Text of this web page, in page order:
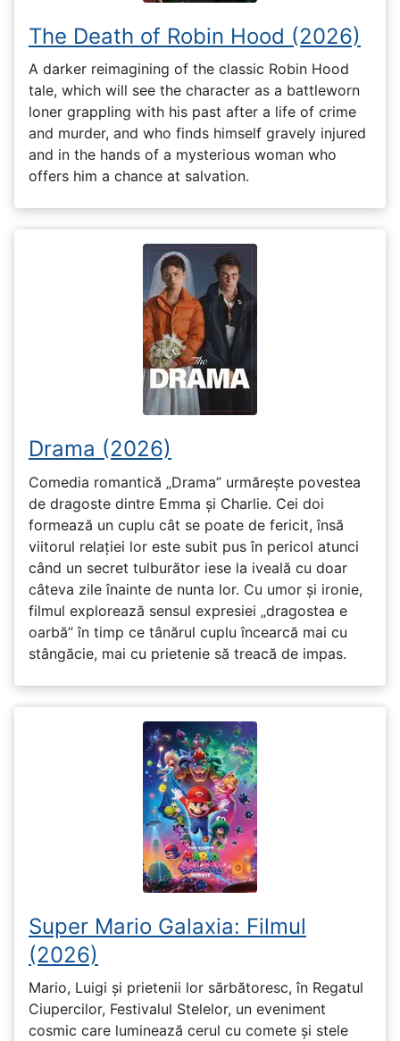
The Death of Robin Hood (2026)
A darker reimagining of the classic Robin Hood
tale, which will see the character as a battleworn
loner grappling with his past after a life of crime
and murder, and who finds himself gravely injured
and in the hands of a mysterious woman who
offers him a chance at salvation.
Drama (2026)
Comedia romantică „Drama” urmărește povestea
de dragoste dintre Emma și Charlie. Cei doi
formează un cuplu cât se poate de fericit, însă
viitorul relației lor este subit pus în pericol atunci
când un secret tulburător iese la iveală cu doar
câteva zile înainte de nunta lor. Cu umor și ironie,
filmul explorează sensul expresiei „dragostea e
oarbă” în timp ce tânărul cuplu încearcă mai cu
stângăcie, mai cu prietenie să treacă de impas.
Super Mario Galaxia: Filmul
(2026)
Mario, Luigi și prietenii lor sărbătoresc, în Regatul
Ciupercilor, Festivalul Stelelor, un eveniment
cosmic care luminează cerul cu comete și stele